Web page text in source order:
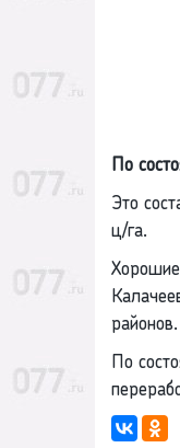
По
Это
ц/га.
районов.
По